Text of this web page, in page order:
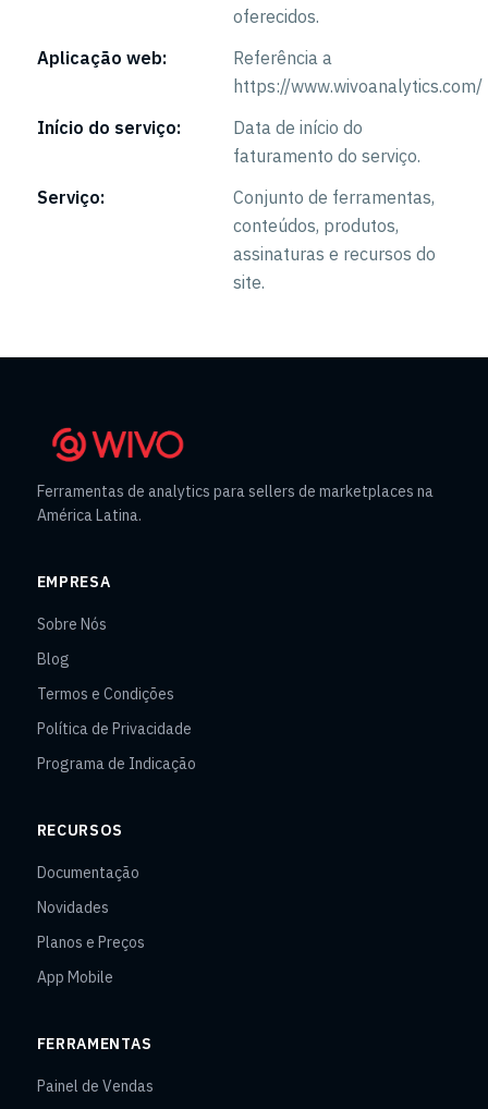
oferecidos.
Aplicação web:
Referência a
https://www.wivoanalytics.com/
Início do serviço:
Data de início do
faturamento do serviço.
Serviço:
Conjunto de ferramentas,
conteúdos, produtos,
assinaturas e recursos do
site.
Ferramentas de analytics para sellers de marketplaces na
América Latina.
EMPRESA
Sobre Nós
Blog
Termos e Condições
Política de Privacidade
Programa de Indicação
RECURSOS
Documentação
Novidades
Planos e Preços
App Mobile
FERRAMENTAS
Painel de Vendas